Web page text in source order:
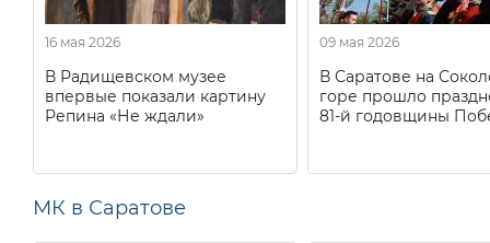
16 мая 2026
В Радищевском музее
впервые показали картину
Репина «Не ждали»
09 мая 2026
В Саратове на
горе прошло
81-й годовщины
МК в Саратове